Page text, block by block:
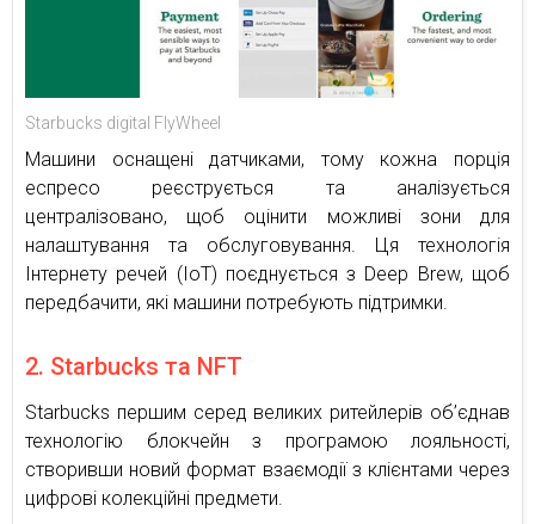
Starbucks digital FlyWheel
Машини оснащені датчиками, тому кожна порція
еспресо реєструється та аналізується
централізовано, щоб оцінити можливі зони для
налаштування та обслуговування. Ця технологія
Інтернету речей (IoT) поєднується з Deep Brew, щоб
передбачити, які машини потребують підтримки.
2. Starbucks та NFT
Starbucks першим серед великих ритейлерів об’єднав
технологію блокчейн з програмою лояльності,
створивши новий формат взаємодії з клієнтами через
цифрові колекційні предмети.